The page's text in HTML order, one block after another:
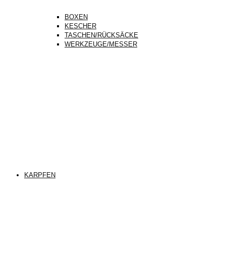
BOXEN
KESCHER
TASCHEN/RÜCKSÄCKE
WERKZEUGE/MESSER
KARPFEN